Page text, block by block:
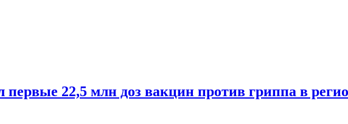
первые 22,5 млн доз вакцин против гриппа в